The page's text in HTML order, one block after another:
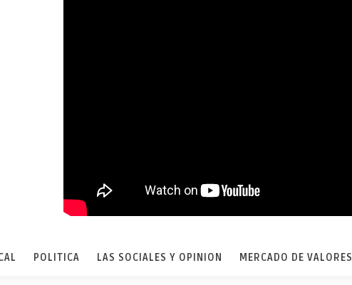
POLITICA LAS SOCIALES Y OPINION MERCADO DE VALORES